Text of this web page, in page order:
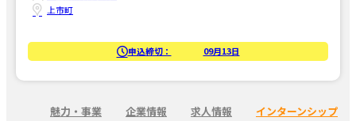
上市町
申込締切： 09月13日
魅力・事業 企業情報 求人情報 インターンシップ